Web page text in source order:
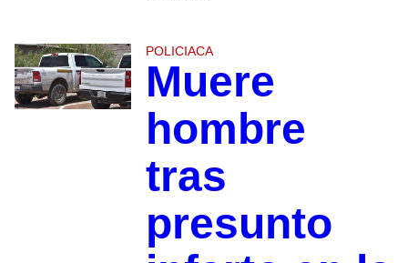
POLICIACA
Muere
hombre
tras
presunto